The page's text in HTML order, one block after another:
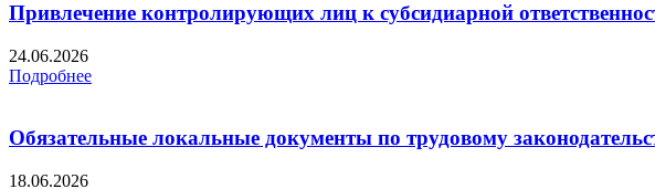
Привлечение контролирующих лиц к субсидиарной
24.06.2026
Подробнее
Обязательные локальные документы по трудовому
18.06.2026